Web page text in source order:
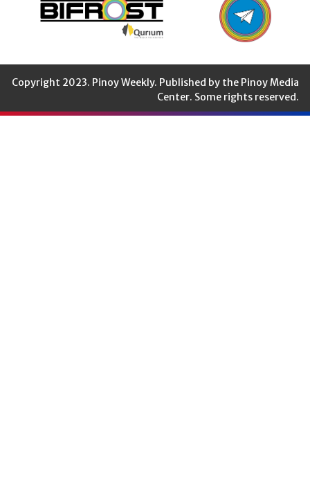
Copyright 2023. Pinoy Weekly. Published by the Pinoy Media
Center. Some rights reserved.